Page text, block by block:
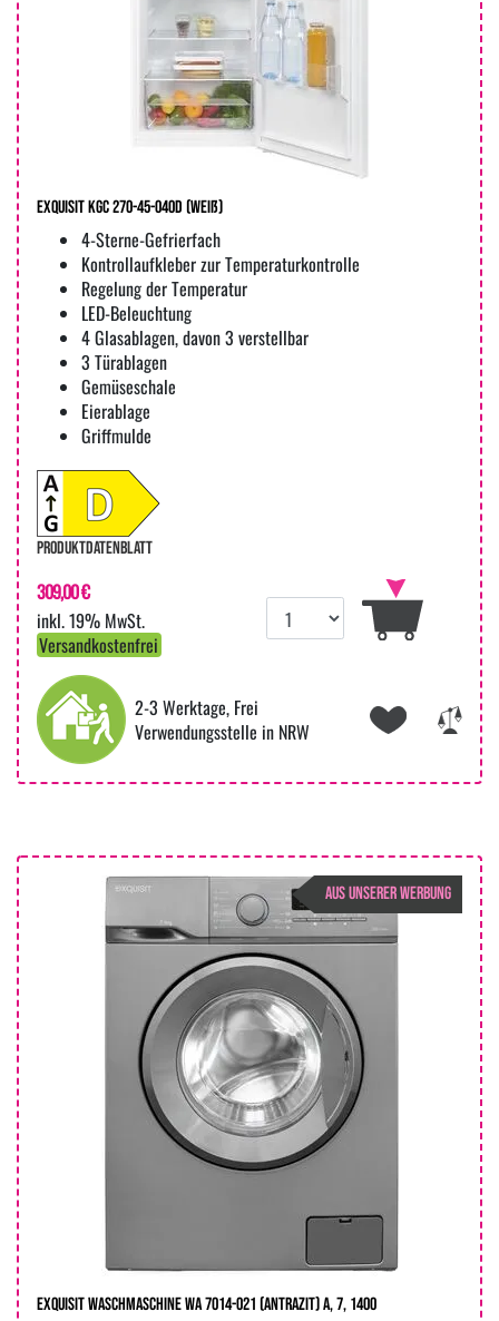
Exquisit KGC 270-45-040D (weiß)
4-Sterne-Gefrierfach
Kontrollaufkleber zur Temperaturkontrolle
Regelung der Temperatur
LED-Beleuchtung
4 Glasablagen, davon 3 verstellbar
3 Türablagen
Gemüseschale
Eierablage
Griffmulde
PRODUKTDATENBLATT
309,00 €
inkl. 19% MwSt.
Versandkostenfrei
2-3 Werktage, Frei
Verwendungsstelle in NRW
AUS UNSERER WERBUNG
Exquisit Waschmaschine WA 7014-021 (antrazit) A, 7, 1400